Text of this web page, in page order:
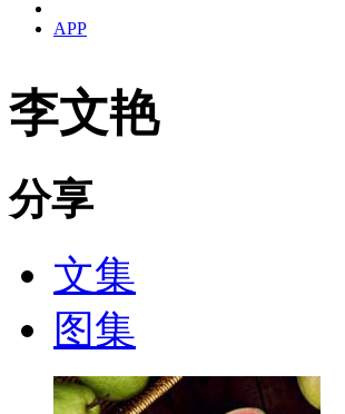
APP
李文艳
分享
文集
图集